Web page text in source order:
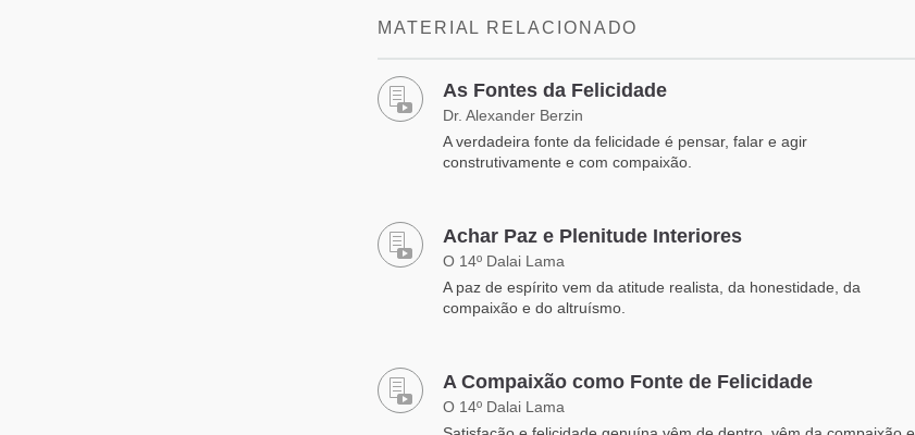
MATERIAL RELACIONADO
As Fontes da Felicidade
Dr. Alexander Berzin
​A verdadeira fonte da felicidade é pensar, falar e agir
construtivamente e com compaixão.
Achar Paz e Plenitude Interiores
O 14º Dalai Lama
A paz de espírito vem da atitude realista, da honestidade, da
compaixão e do altruísmo.
A Compaixão como Fonte de Felicidade
O 14º Dalai Lama